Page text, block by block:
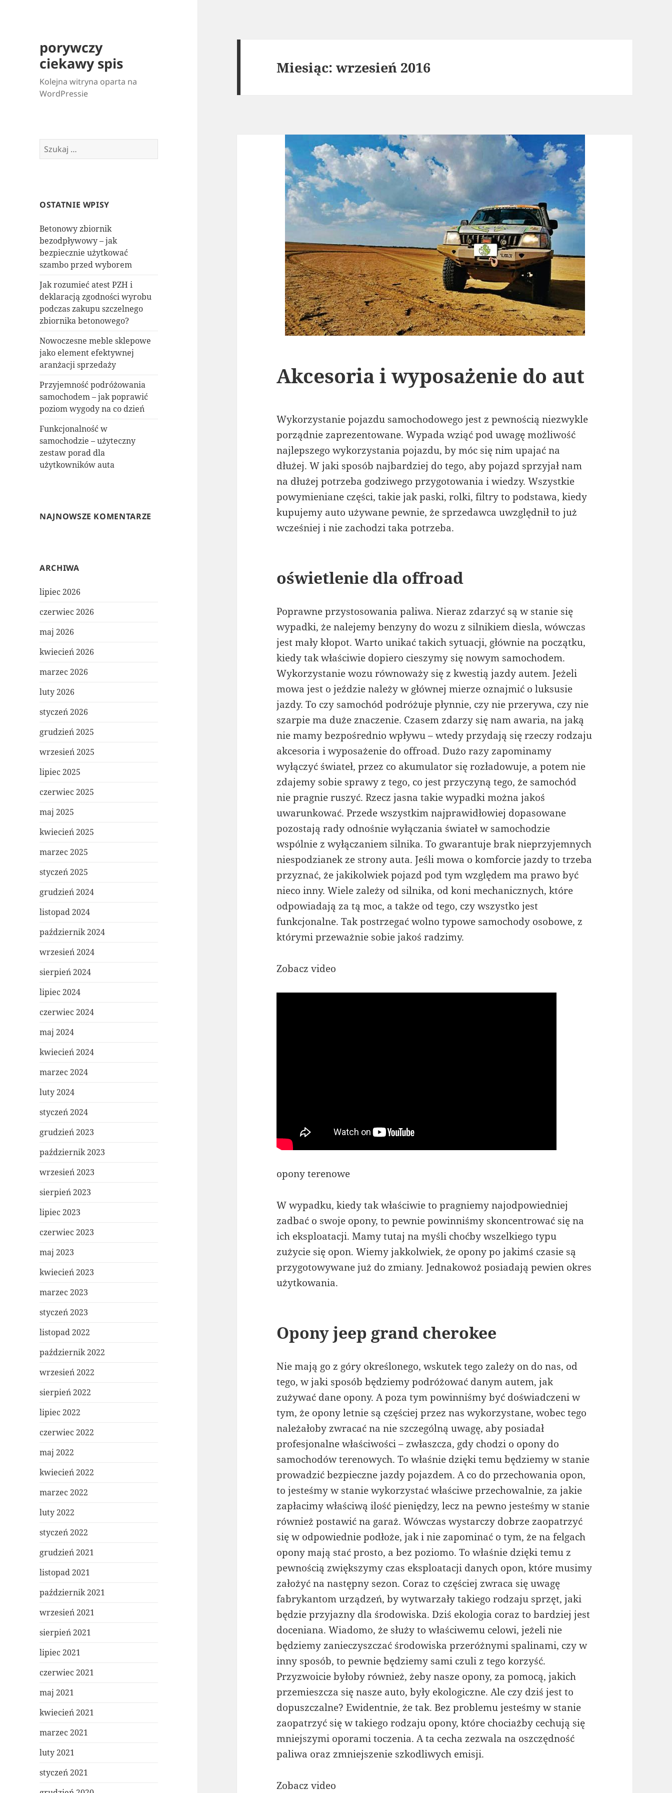
porywczy
ciekawy spis
Kolejna witryna oparta na
WordPressie
Szukaj:
OSTATNIE WPISY
Betonowy zbiornik
bezodpływowy – jak
bezpiecznie użytkować
szambo przed wyborem
Jak rozumieć atest PZH i
deklaracją zgodności wyrobu
podczas zakupu szczelnego
zbiornika betonowego?
Nowoczesne meble sklepowe
jako element efektywnej
aranżacji sprzedaży
Przyjemność podróżowania
samochodem – jak poprawić
poziom wygody na co dzień
Funkcjonalność w
samochodzie – użyteczny
zestaw porad dla
użytkowników auta
NAJNOWSZE KOMENTARZE
ARCHIWA
lipiec 2026
czerwiec 2026
maj 2026
kwiecień 2026
marzec 2026
luty 2026
styczeń 2026
grudzień 2025
wrzesień 2025
lipiec 2025
czerwiec 2025
maj 2025
kwiecień 2025
marzec 2025
styczeń 2025
grudzień 2024
listopad 2024
październik 2024
wrzesień 2024
sierpień 2024
lipiec 2024
czerwiec 2024
maj 2024
kwiecień 2024
marzec 2024
luty 2024
styczeń 2024
grudzień 2023
październik 2023
wrzesień 2023
sierpień 2023
lipiec 2023
czerwiec 2023
maj 2023
kwiecień 2023
marzec 2023
styczeń 2023
listopad 2022
październik 2022
wrzesień 2022
sierpień 2022
lipiec 2022
czerwiec 2022
maj 2022
kwiecień 2022
marzec 2022
luty 2022
styczeń 2022
grudzień 2021
listopad 2021
październik 2021
wrzesień 2021
sierpień 2021
lipiec 2021
czerwiec 2021
maj 2021
kwiecień 2021
marzec 2021
luty 2021
styczeń 2021
Miesiąc:wrzesień 2016
Akcesoria i wyposażenie do aut
Wykorzystanie pojazdu samochodowego jest z pewnością niezwykle
porządnie zaprezentowane. Wypada wziąć pod uwagę możliwość
najlepszego wykorzystania pojazdu, by móc się nim upajać na
dłużej. W jaki sposób najbardziej do tego, aby pojazd sprzyjał nam
na dłużej potrzeba godziwego przygotowania i wiedzy. Wszystkie
powymieniane części, takie jak paski, rolki, filtry to podstawa, kiedy
kupujemy auto używane pewnie, że sprzedawca uwzględnił to już
wcześniej i nie zachodzi taka potrzeba.
oświetlenie dla offroad
Poprawne przystosowania paliwa. Nieraz zdarzyć są w stanie się
wypadki, że nalejemy benzyny do wozu z silnikiem diesla, wówczas
jest mały kłopot. Warto unikać takich sytuacji, głównie na początku,
kiedy tak właściwie dopiero cieszymy się nowym samochodem.
Wykorzystanie wozu równoważy się z kwestią jazdy autem. Jeżeli
mowa jest o jeździe należy w głównej mierze oznajmić o luksusie
jazdy. To czy samochód podróżuje płynnie, czy nie przerywa, czy nie
szarpie ma duże znaczenie. Czasem zdarzy się nam awaria, na jaką
nie mamy bezpośrednio wpływu – wtedy przydają się rzeczy rodzaju
akcesoria i wyposażenie do offroad. Dużo razy zapominamy
wyłączyć świateł, przez co akumulator się rozładowuje, a potem nie
zdajemy sobie sprawy z tego, co jest przyczyną tego, że samochód
nie pragnie ruszyć. Rzecz jasna takie wypadki można jakoś
uwarunkować. Przede wszystkim najprawidłowiej dopasowane
pozostają rady odnośnie wyłączania świateł w samochodzie
wspólnie z wyłączaniem silnika. To gwarantuje brak nieprzyjemnych
niespodzianek ze strony auta. Jeśli mowa o komforcie jazdy to trzeba
przyznać, że jakikolwiek pojazd pod tym względem ma prawo być
nieco inny. Wiele zależy od silnika, od koni mechanicznych, które
odpowiadają za tą moc, a także od tego, czy wszystko jest
funkcjonalne. Tak postrzegać wolno typowe samochody osobowe, z
którymi przeważnie sobie jakoś radzimy.
Zobacz video
opony terenowe
W wypadku, kiedy tak właściwie to pragniemy najodpowiedniej
zadbać o swoje opony, to pewnie powinniśmy skoncentrować się na
ich eksploatacji. Mamy tutaj na myśli choćby wszelkiego typu
zużycie się opon. Wiemy jakkolwiek, że opony po jakimś czasie są
przygotowywane już do zmiany. Jednakowoż posiadają pewien okres
użytkowania.
Opony jeep grand cherokee
Nie mają go z góry określonego, wskutek tego zależy on do nas, od
tego, w jaki sposób będziemy podróżować danym autem, jak
zużywać dane opony. A poza tym powinniśmy być doświadczeni w
tym, że opony letnie są częściej przez nas wykorzystane, wobec tego
należałoby zwracać na nie szczególną uwagę, aby posiadał
profesjonalne właściwości – zwłaszcza, gdy chodzi o opony do
samochodów terenowych. To właśnie dzięki temu będziemy w stanie
prowadzić bezpieczne jazdy pojazdem. A co do przechowania opon,
to jesteśmy w stanie wykorzystać właściwe przechowalnie, za jakie
zapłacimy właściwą ilość pieniędzy, lecz na pewno jesteśmy w stanie
również postawić na garaż. Wówczas wystarczy dobrze zaopatrzyć
się w odpowiednie podłoże, jak i nie zapominać o tym, że na felgach
opony mają stać prosto, a bez poziomo. To właśnie dzięki temu z
pewnością zwiększymy czas eksploatacji danych opon, które musimy
założyć na następny sezon. Coraz to częściej zwraca się uwagę
fabrykantom urządzeń, by wytwarzały takiego rodzaju sprzęt, jaki
będzie przyjazny dla środowiska. Dziś ekologia coraz to bardziej jest
doceniana. Wiadomo, że służy to właściwemu celowi, jeżeli nie
będziemy zanieczyszczać środowiska przeróżnymi spalinami, czy w
inny sposób, to pewnie będziemy sami czuli z tego korzyść.
Przyzwoicie byłoby również, żeby nasze opony, za pomocą, jakich
przemieszcza się nasze auto, były ekologiczne. Ale czy dziś jest to
dopuszczalne? Ewidentnie, że tak. Bez problemu jesteśmy w stanie
zaopatrzyć się w takiego rodzaju opony, które chociażby cechują się
mniejszymi oporami toczenia. A ta cecha zezwala na oszczędność
paliwa oraz zmniejszenie szkodliwych emisji.
Zobacz video